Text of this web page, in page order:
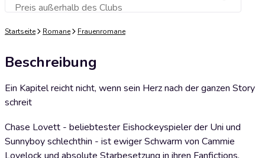
Preis außerhalb des ClubsZum Warenkorb hinzufügen
Startseite Romane Frauenromane
Beschreibung
Ein Kapitel reicht nicht, wenn sein Herz nach der ganzen Story
schreit
Chase Lovett - beliebtester Eishockeyspieler der Uni und
Sunnyboy schlechthin - ist ewiger Schwarm von Cammie